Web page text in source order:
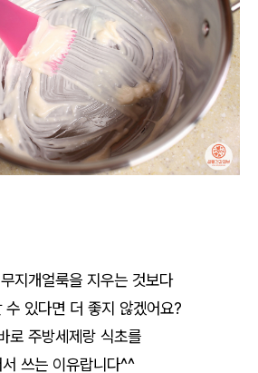
지개얼룩을 지우는 것보다
수 있다면 더 좋지 않겠어요?
로 주방세제랑 식초를
쓰는 이유랍니다^^